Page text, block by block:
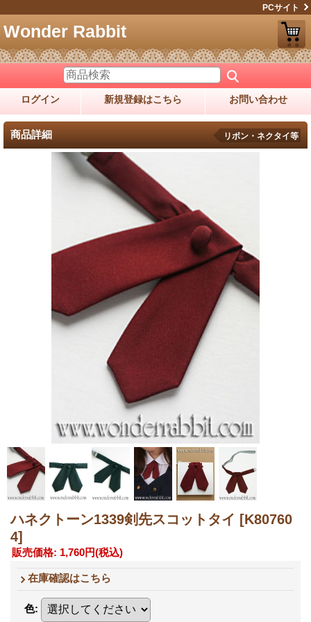
PCサイト
Wonder Rabbit
ログイン 新規登録はこちら お問い合わせ
商品詳細 リボン・ネクタイ等
ハネクトーン1339剣先スコットタイ [K80760
4]
販売価格: 1,760円(税込)
在庫確認はこちら
色: